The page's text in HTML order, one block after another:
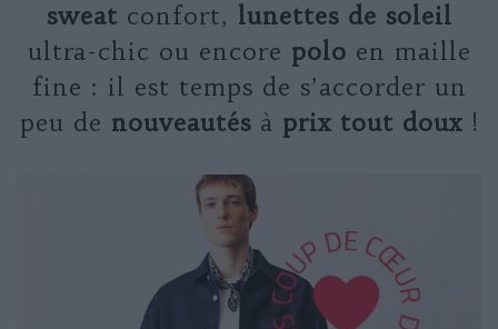
sweat confort, lunettes de soleil
ultra-chic ou encore polo en maille
fine : il est temps de s’accorder un
peu de nouveautésà prix tout doux !